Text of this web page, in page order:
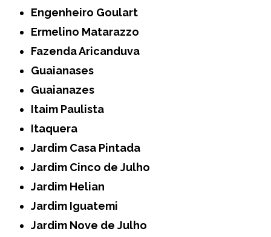
Engenheiro Goulart
Ermelino Matarazzo
Fazenda Aricanduva
Guaianases
Guaianazes
Itaim Paulista
Itaquera
Jardim Casa Pintada
Jardim Cinco de Julho
Jardim Helian
Jardim Iguatemi
Jardim Nove de Julho